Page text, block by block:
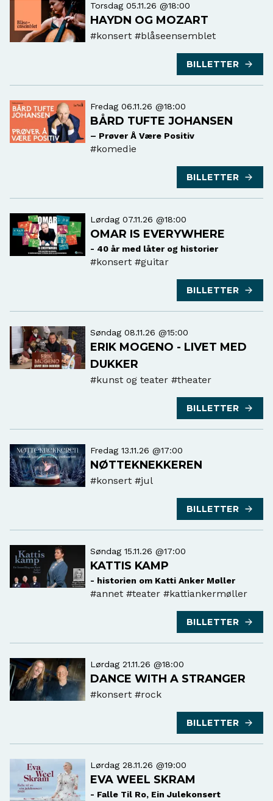
Torsdag 05.11.26 @18:00
HAYDN OG MOZART
#konsert #blåseensemblet
BILLETTER
Fredag 06.11.26 @18:00
BÅRD TUFTE JOHANSEN
– Prøver Å Være Positiv
#komedie
BILLETTER
Lørdag 07.11.26 @18:00
OMAR IS EVERYWHERE
- 40 år med låter og historier
#konsert #guitar
BILLETTER
Søndag 08.11.26 @15:00
ERIK MOGENO - LIVET MED
DUKKER
#kunst og teater #theater
BILLETTER
Fredag 13.11.26 @17:00
NØTTEKNEKKEREN
#konsert #jul
BILLETTER
Søndag 15.11.26 @17:00
KATTIS KAMP
- historien om Katti Anker Møller
#annet #teater #kattiankermøller
BILLETTER
Lørdag 21.11.26 @18:00
DANCE WITH A STRANGER
#konsert #rock
BILLETTER
Lørdag 28.11.26 @19:00
EVA WEEL SKRAM
- Falle Til Ro, Ein Julekonsert